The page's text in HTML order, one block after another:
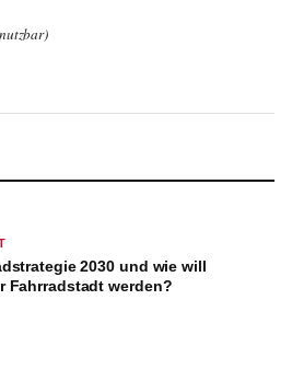
2030 und wie will
Fahrradstadt werden?